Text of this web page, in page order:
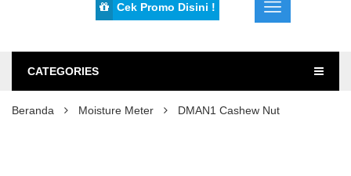
Cek Promo Disini !
CATEGORIES
Beranda Moisture Meter DMAN1 Cashew Nut